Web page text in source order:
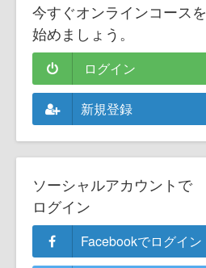
今すぐオンラインコースを
始めましょう。
ログイン
新規登録
ソーシャルアカウントで
ログイン
Facebookでログイン